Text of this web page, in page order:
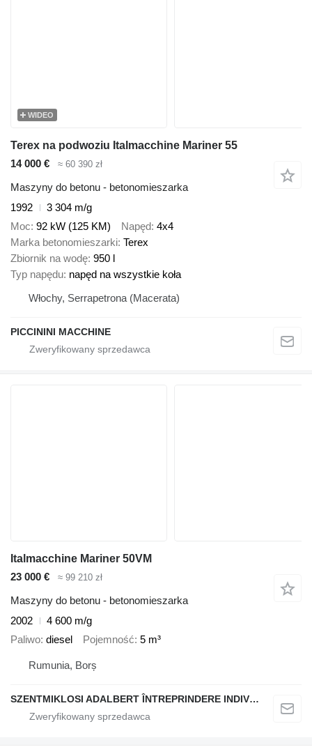
WIDEO
Terex na podwoziu Italmacchine Mariner 55
14 000 €
≈ 60 390 zł
Maszyny do betonu - betonomieszarka
1992
3 304 m/g
Moc 92 kW (125 KM) Napęd 4x4
Marka betonomieszarki Terex
Zbiornik na wodę 950 l
Typ napędu napęd na wszystkie koła
Włochy, Serrapetrona (Macerata)
PICCININI MACCHINE
Italmacchine Mariner 50VM
23 000 €
≈ 99 210 zł
Maszyny do betonu - betonomieszarka
2002
4 600 m/g
Paliwo diesel Pojemność 5 m³
Rumunia, Borș
SZENTMIKLOSI ADALBERT ÎNTREPRINDERE INDIVIDUALĂ